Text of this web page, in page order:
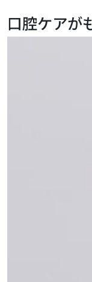
口腔ケアが